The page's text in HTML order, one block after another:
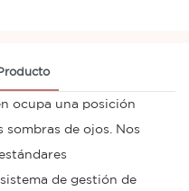
ocupa una posición
sombras de ojos. Nos
de gestión de